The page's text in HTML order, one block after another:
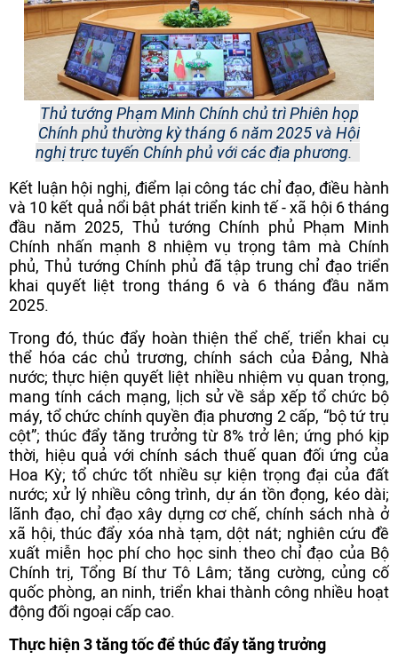
Thủ tướng Phạm Minh Chính chủ trì Phiên họp
Chính phủ thường kỳ tháng 6 năm 2025 và Hội
nghị trực tuyến Chính phủ với các địa phương.
Kết luận hội nghị, điểm lại công tác chỉ đạo, điều hành
và 10 kết quả nổi bật phát triển kinh tế - xã hội 6 tháng
đầu năm 2025, Thủ tướng Chính phủ Phạm Minh
Chính nhấn mạnh 8 nhiệm vụ trọng tâm mà Chính
phủ, Thủ tướng Chính phủ đã tập trung chỉ đạo triển
khai quyết liệt trong tháng 6 và 6 tháng đầu năm
2025.
Trong đó, thúc đẩy hoàn thiện thể chế, triển khai cụ
thể hóa các chủ trương, chính sách của Đảng, Nhà
nước; thực hiện quyết liệt nhiều nhiệm vụ quan trọng,
mang tính cách mạng, lịch sử về sắp xếp tổ chức bộ
máy, tổ chức chính quyền địa phương 2 cấp, “bộ tứ trụ
cột”; thúc đẩy tăng trưởng từ 8% trở lên; ứng phó kịp
thời, hiệu quả với chính sách thuế quan đối ứng của
Hoa Kỳ; tổ chức tốt nhiều sự kiện trọng đại của đất
nước; xử lý nhiều công trình, dự án tồn đọng, kéo dài;
lãnh đạo, chỉ đạo xây dựng cơ chế, chính sách nhà ở
xã hội, thúc đẩy xóa nhà tạm, dột nát; nghiên cứu đề
xuất miễn học phí cho học sinh theo chỉ đạo của Bộ
Chính trị, Tổng Bí thư Tô Lâm; tăng cường, củng cố
quốc phòng, an ninh, triển khai thành công nhiều hoạt
động đối ngoại cấp cao.
Thực hiện 3 tăng tốc để thúc đẩy tăng trưởng